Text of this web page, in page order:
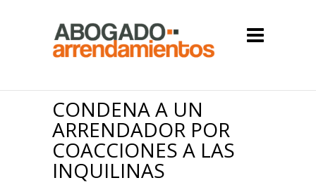
CONDENA A UN
ARRENDADOR POR
COACCIONES A LAS
INQUILINAS